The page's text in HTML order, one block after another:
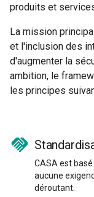
produits et
La mission
et l'inclusion des
d'augmenter la
ambition, le
les principes
handshake
CASA est
aucune
déroutant.